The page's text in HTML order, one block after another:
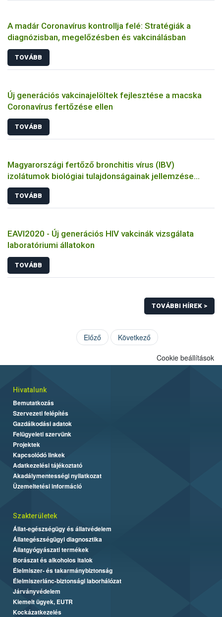
A madár Coronavírus kontrollja felé: Stratégiák a
diagnózisban, megelőzésben és vakcinálásban
TOVÁBB
Új generációs vakcinajelöltek fejlesztése a macska
Coronavírus fertőzése ellen
TOVÁBB
Magyarországi fertőző bronchitis vírus (IBV)
izolátumok biológiai tulajdonságainak jellemzése
állatkísérletes és molekuláris biológiai eszközökkel
TOVÁBB
EAVI2020 - Új generációs HIV vakcinák vizsgálata
laboratóriumi állatokon
TOVÁBB
TOVÁBBI HÍREK >
Előző Következő
Cookie beállítások
Hivatalunk
Bemutatkozás
Szervezeti felépítés
Gazdálkodási adatok
Felügyeleti szervünk
Projektek
Kapcsolódó linkek
Adatkezelési tájékoztató
Akadálymentességi nyilatkozat
Üzemeltetési információ
Szakterületek
Állat-egészségügy és állatvédelem
Állategészségügyi diagnosztika
Állatgyógyászati termékek
Borászat és alkoholos italok
Élelmiszer- és takarmánybiztonság
Élelmiszerlánc-biztonsági laborhálózat
Járványvédelem
Kiemelt ügyek, EUTR
Kockázatkezelés